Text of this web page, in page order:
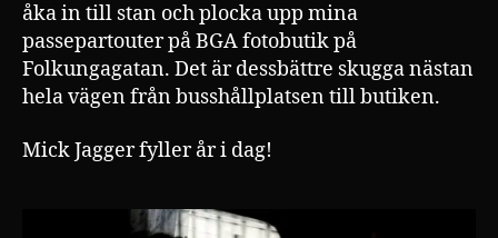
åka in till stan och plocka upp mina
passepartouter på BGA fotobutik på
Folkungagatan. Det är dessbättre skugga nästan
hela vägen från busshållplatsen till butiken.
Mick Jagger fyller år i dag!